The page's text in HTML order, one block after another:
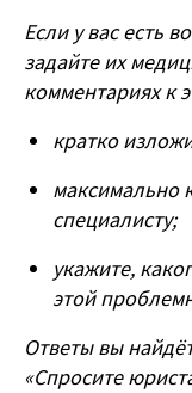
Если у вас есть
задайте их
комментариях к
кратко
максимально
специалисту;
укажите,
этой
Ответы вы
«Спросите